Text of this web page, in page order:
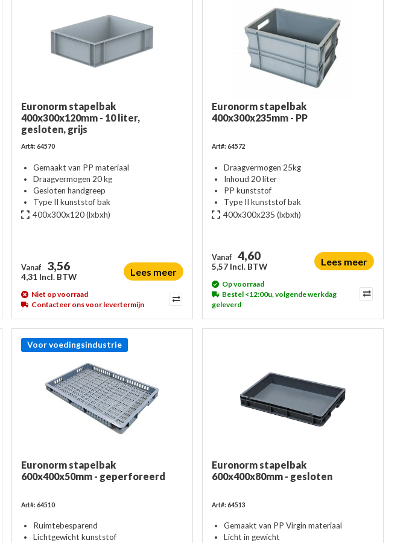
Euronorm stapelbak
400x300x120mm - 10 liter,
gesloten, grijs
Art#: 64570
Gemaakt van PP materiaal
Draagvermogen 20 kg
Gesloten handgreep
Type II kunststof bak
400x300x120(lxbxh)
Vanaf 3,56
4,31 Incl. BTW Lees meer
Niet op voorraad
Contacteer ons voor levertermijn
Euronorm stapelbak
400x300x235mm - PP
Art#: 64572
Draagvermogen 25kg
Inhoud 20 liter
PP kunststof
Type II kunststof bak
400x300x235 (lxbxh)
Vanaf 4,60
5,57 Incl. BTW Lees meer
Op voorraad
Bestel <12:00u, volgende werkdag
geleverd
Voor voedingsindustrie
Euronorm stapelbak
600x400x50mm - geperforeerd
Art#: 64510
Ruimtebesparend
Lichtgewicht kunststof
Euronorm stapelbak
600x400x80mm - gesloten
Art#: 64513
Gemaakt van PP Virgin materiaal
Licht in gewicht